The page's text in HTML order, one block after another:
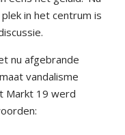
in het centrum is
nu afgebrande
vandalisme
Markt 19 werd